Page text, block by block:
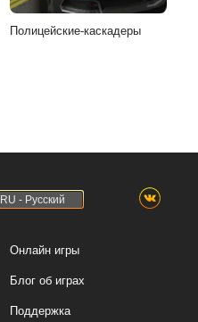
Полицейские-каскадеры
RU - Русский
Онлайн игры
Блог об играх
Поддержка